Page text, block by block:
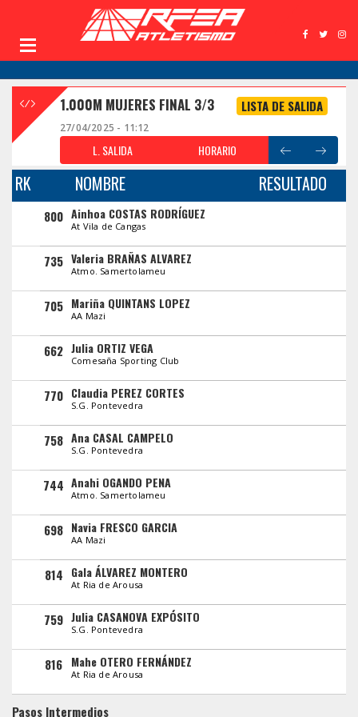
1.000M MUJERES FINAL 3/3 LISTA DE SALIDA
27/04/2025 - 11:12
L. SALIDA HORARIO
RK NOMBRE RESULTADO
800 Ainhoa COSTAS RODRÍGUEZ
At Vila de Cangas
735 Valeria BRAÑAS ALVAREZ
Atmo. Samertolameu
705 Mariña QUINTANS LOPEZ
AA Mazi
662 Julia ORTIZ VEGA
Comesaña Sporting Club
770 Claudia PEREZ CORTES
S.G. Pontevedra
758 Ana CASAL CAMPELO
S.G. Pontevedra
744 Anahi OGANDO PENA
Atmo. Samertolameu
698 Navia FRESCO GARCIA
AA Mazi
814 Gala ÁLVAREZ MONTERO
At Ria de Arousa
759 Julia CASANOVA EXPÓSITO
S.G. Pontevedra
816 Mahe OTERO FERNÁNDEZ
At Ria de Arousa
Pasos Intermedios